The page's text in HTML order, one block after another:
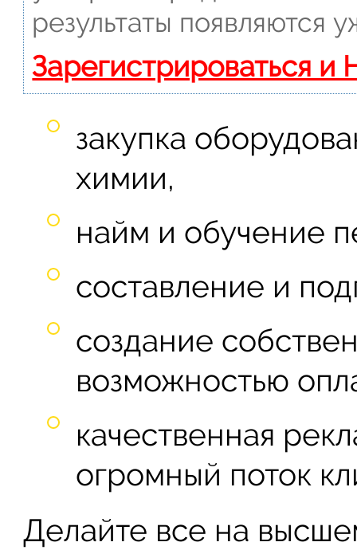
результаты появляются
Зарегистрироваться и
закупка
химии,
найм и обучение
составление и
создание
возможностью
качественная
огромный поток
Делайте все на